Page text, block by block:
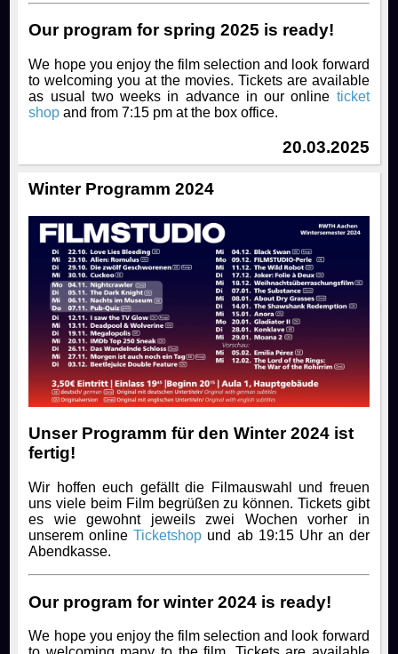
Our program for spring 2025 is ready!
We hope you enjoy the film selection and look forward
to welcoming you at the movies. Tickets are available
as usual two weeks in advance in our online ticket
shop and from 7:15 pm at the box office.
20.03.2025
Winter Programm 2024
Unser Programm für den Winter 2024 ist
fertig!
Wir hoffen euch gefällt die Filmauswahl und freuen
uns viele beim Film begrüßen zu können. Tickets gibt
es wie gewohnt jeweils zwei Wochen vorher in
unserem onlineTicketshop und ab 19:15 Uhr an der
Abendkasse.
Our program for winter 2024 is ready!
We hope you enjoy the film selection and look forward